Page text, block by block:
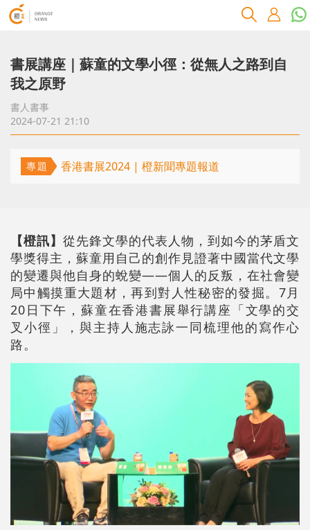
書展講座｜蘇童的文學小徑：從無人之路到自
我之原野
書人書事
2024-07-21 21:10
專題 香港書展2024 | 橙新聞專題報道
【橙訊】 從先鋒文學的代表人物，到如今的茅盾文
學獎得主，蘇童用自己的創作見證著中國當代文學
的變遷與他自身的蛻變——個人的反叛，在社會變
局中觸摸重大題材，再到對人性秘密的發掘。7月
20日下午，蘇童在香港書展舉行講座「文學的交
叉小徑」，與主持人施志詠一同梳理他的寫作心
路。